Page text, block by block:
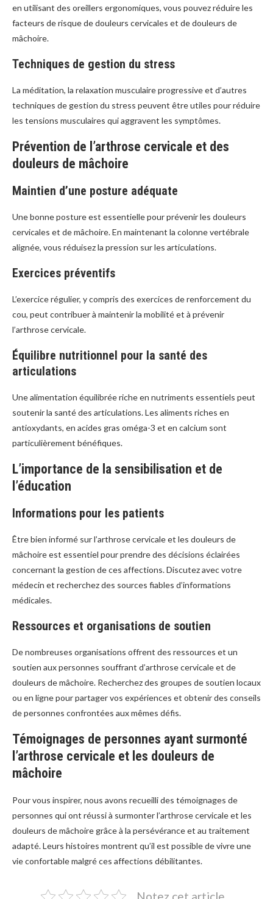
en utilisant des oreillers ergonomiques, vous pouvez réduire les
facteurs de risque de douleurs cervicales et de douleurs de
mâchoire.
Techniques de gestion du stress
La méditation, la relaxation musculaire progressive et d’autres
techniques de gestion du stress peuvent être utiles pour réduire
les tensions musculaires qui aggravent les symptômes.
Prévention de l’arthrose cervicale et des
douleurs de mâchoire
Maintien d’une posture adéquate
Une bonne posture est essentielle pour prévenir les douleurs
cervicales et de mâchoire. En maintenant la colonne vertébrale
alignée, vous réduisez la pression sur les articulations.
Exercices préventifs
L’exercice régulier, y compris des exercices de renforcement du
cou, peut contribuer à maintenir la mobilité et à prévenir
l’arthrose cervicale.
Équilibre nutritionnel pour la santé des
articulations
Une alimentation équilibrée riche en nutriments essentiels peut
soutenir la santé des articulations. Les aliments riches en
antioxydants, en acides gras oméga-3 et en calcium sont
particulièrement bénéfiques.
L’importance de la sensibilisation et de
l’éducation
Informations pour les patients
Être bien informé sur l’arthrose cervicale et les douleurs de
mâchoire est essentiel pour prendre des décisions éclairées
concernant la gestion de ces affections. Discutez avec votre
médecin et recherchez des sources fiables d’informations
médicales.
Ressources et organisations de soutien
De nombreuses organisations offrent des ressources et un
soutien aux personnes souffrant d’arthrose cervicale et de
douleurs de mâchoire. Recherchez des groupes de soutien locaux
ou en ligne pour partager vos expériences et obtenir des conseils
de personnes confrontées aux mêmes défis.
Témoignages de personnes ayant surmonté
l’arthrose cervicale et les douleurs de
mâchoire
Pour vous inspirer, nous avons recueilli des témoignages de
personnes qui ont réussi à surmonter l’arthrose cervicale et les
douleurs de mâchoire grâce à la persévérance et au traitement
adapté. Leurs histoires montrent qu’il est possible de vivre une
vie confortable malgré ces affections débilitantes.